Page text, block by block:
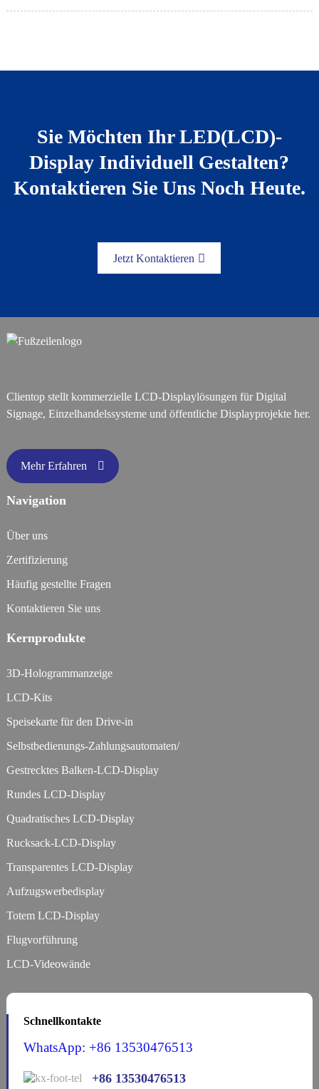
Sie Möchten Ihr LED(LCD)-
Display Individuell Gestalten?
Kontaktieren Sie Uns Noch Heute.
Jetzt Kontaktieren
Clientop stellt kommerzielle LCD-Displaylösungen für Digital
Signage, Einzelhandelssysteme und öffentliche Displayprojekte her.
Mehr Erfahren
Navigation
Über uns
Zertifizierung
Häufig gestellte Fragen
Kontaktieren Sie uns
Kernprodukte
3D-Hologrammanzeige
LCD-Kits
Speisekarte für den Drive-in
Selbstbedienungs-Zahlungsautomaten/
Gestrecktes Balken-LCD-Display
Rundes LCD-Display
Quadratisches LCD-Display
Rucksack-LCD-Display
Transparentes LCD-Display
Aufzugswerbedisplay
Totem LCD-Display
Flugvorführung
LCD-Videowände
Schnellkontakte
WhatsApp: +86 13530476513
+86 13530476513